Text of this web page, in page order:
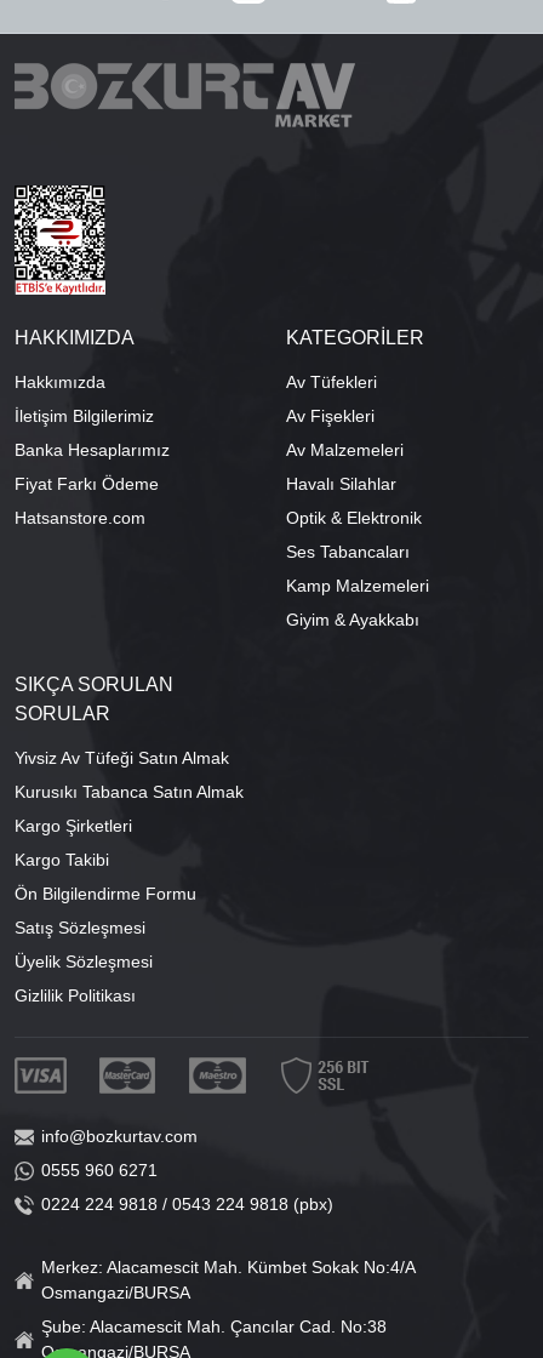
HAKKIMIZDA
Hakkımızda
İletişim Bilgilerimiz
Banka Hesaplarımız
Fiyat Farkı Ödeme
Hatsanstore.com
KATEGORİLER
Av Tüfekleri
Av Fişekleri
Av Malzemeleri
Havalı Silahlar
Optik & Elektronik
Ses Tabancaları
Kamp Malzemeleri
Giyim & Ayakkabı
SIKÇA SORULAN
SORULAR
Yivsiz Av Tüfeği Satın Almak
Kurusıkı Tabanca Satın Almak
Kargo Şirketleri
Kargo Takibi
Ön Bilgilendirme Formu
Satış Sözleşmesi
Üyelik Sözleşmesi
Gizlilik Politikası
info@bozkurtav.com
0555 960 6271
0224 224 9818 / 0543 224 9818 (pbx)
Merkez: Alacamescit Mah. Kümbet Sokak No:4/A
Osmangazi/BURSA
Şube: Alacamescit Mah. Çancılar Cad. No:38
Osmangazi/BURSA